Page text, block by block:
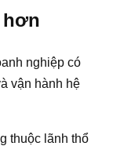
hơn
nghiệp có
vận hành hệ
thuộc lãnh thổ